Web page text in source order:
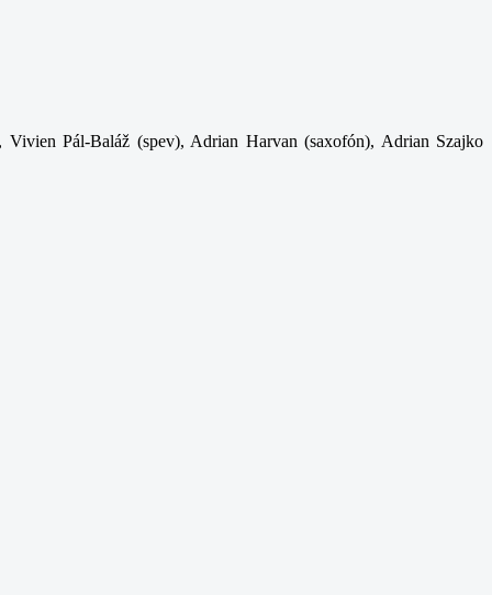
Pál-Baláž (spev), Adrian Harvan (saxofón), Adrian Szajko